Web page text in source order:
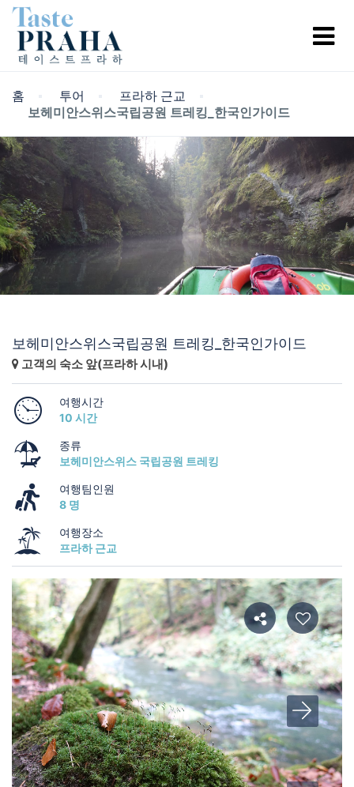
홈 투어
프라하 근교
보헤미안스위스국립공원 트레킹_한국인가이드
보헤미안스위스국립공원 트레킹_한국인가이드
고객의 숙소 앞(프라하 시내)
여행시간
10 시간
종류
보헤미안스위스 국립공원 트레킹
여행팀인원
8 명
여행장소
프라하 근교